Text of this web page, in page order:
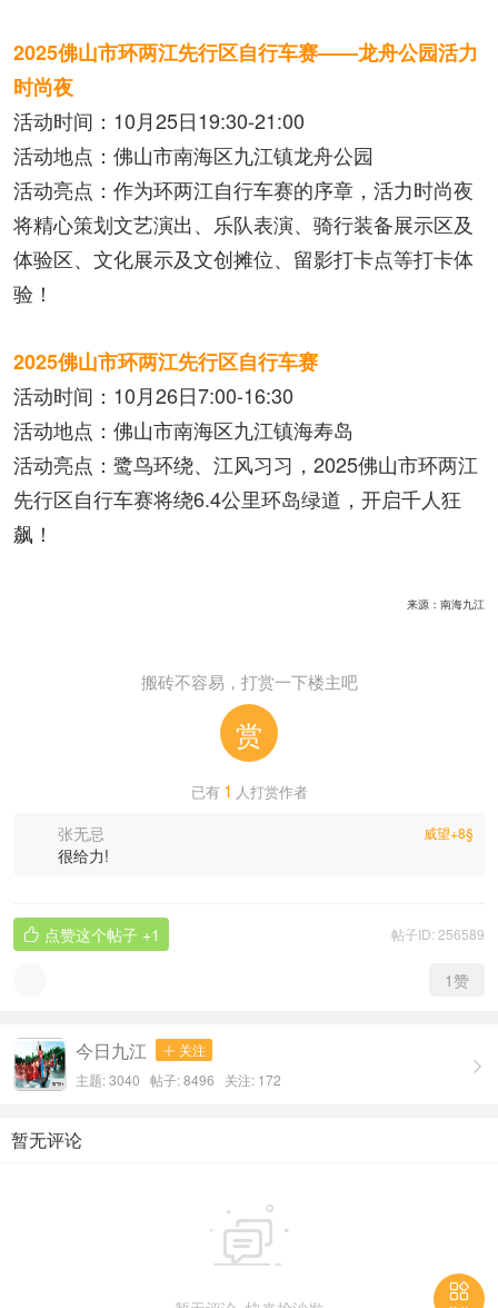
2025佛山市环两江先行区自行车赛——龙舟公园活力
时尚夜
活动时间：10月25日19:30-21:00
活动地点：佛山市南海区九江镇龙舟公园
活动亮点：作为环两江自行车赛的序章，活力时尚夜
将精心策划文艺演出、乐队表演、骑行装备展示区及
体验区、文化展示及文创摊位、留影打卡点等打卡体
验！
2025佛山市环两江先行区自行车赛
活动时间：10月26日7:00-16:30
活动地点：佛山市南海区九江镇海寿岛
活动亮点：鹭鸟环绕、江风习习，2025佛山市环两江
先行区自行车赛将绕6.4公里环岛绿道，开启千人狂
飙！
来源：南海九江
搬砖不容易，打赏一下楼主吧
赏
已有 1 人打赏作者
威望+8§
张无忌
很给力!
帖子ID: 256589
 点赞这个帖子 +1
1赞

今日九江  关注
主题: 3040 帖子: 8496 关注: 172
暂无评论

